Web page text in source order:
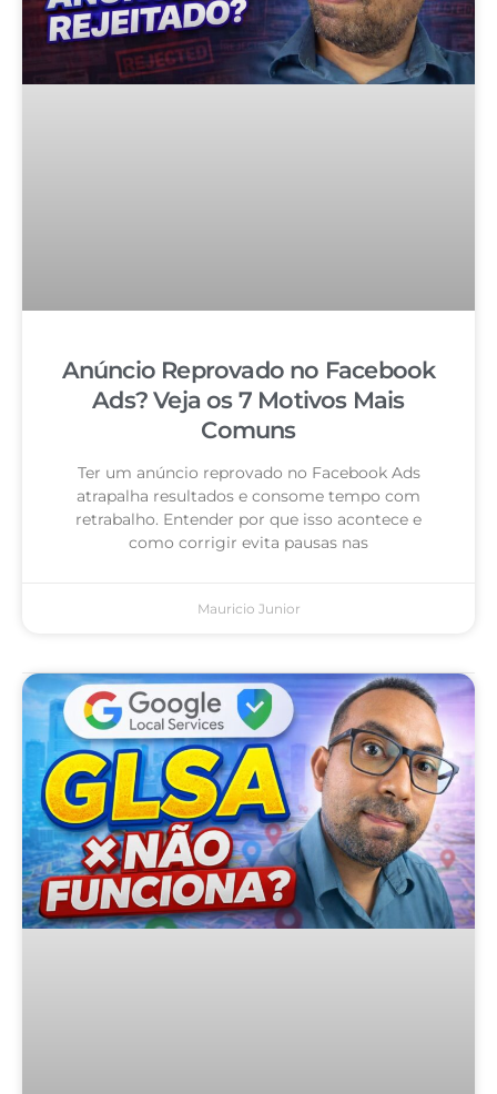
Anúncio Reprovado no Facebook
Ads? Veja os 7 Motivos Mais
Comuns
Ter um anúncio reprovado no Facebook Ads
atrapalha resultados e consome tempo com
retrabalho. Entender por que isso acontece e
como corrigir evita pausas nas
Mauricio Junior